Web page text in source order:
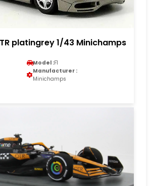
platingrey 1/43 Minichamps
Model :F1
Manufacturer :
Minichamps